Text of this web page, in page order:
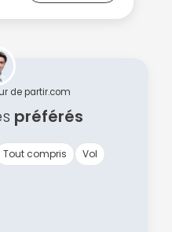
de partir.com
préférés
Tout compris Vol